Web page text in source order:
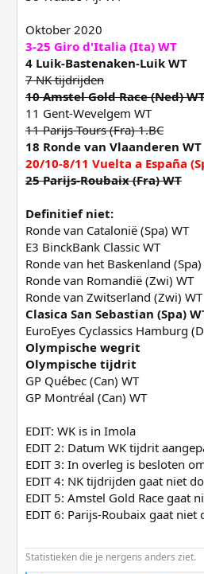
Oktober 2020
3-25 Giro d'Italia (Ita) WT
4 Luik-Bastenaken-Luik WT
7 NK tijdrijden
10 Amstel Gold Race (Ned)
11 Gent-Wevelgem WT
11 Parijs-Tours (Fra) 1.BC
18 Ronde van Vlaanderen WT
20/10-8/11 Vuelta a España
25 Parijs-Roubaix (Fra) WT
Definitief niet:
Ronde van Catalonië (Spa) WT
E3 BinckBank Classic WT
Ronde van het Baskenland (Spa)
Ronde van Romandië (Zwi) WT
Ronde van Zwitserland (Zwi) WT
Clasica San Sebastian (Spa)
EuroEyes Cyclassics Hamburg
Olympische wegrit
Olympische tijdrit
GP Québec (Can) WT
GP Montréal (Can) WT
EDIT: WK is in Imola
EDIT 2: Datum WK tijdrit
EDIT 3: In overleg is besloten
EDIT 4: NK tijdrijden gaat niet
EDIT 5: Amstel Gold Race gaat
EDIT 6: Parijs-Roubaix gaat niet
Statistieken die je nergens anders ziet.